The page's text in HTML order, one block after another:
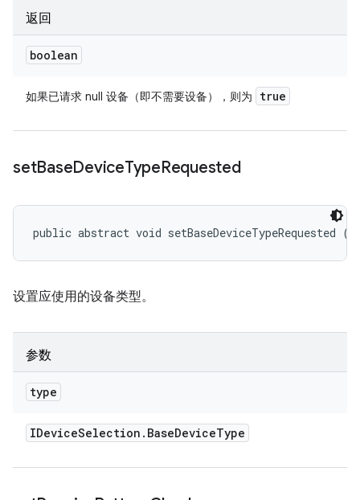
返回
boolean
如果已请求 null 设备（即不需要设备），则为 true
setBaseDeviceTypeRequested
public abstract void setBaseDeviceTypeRequested (
设置应使用的设备类型。
参数
type
IDeviceSelection . BaseDeviceType